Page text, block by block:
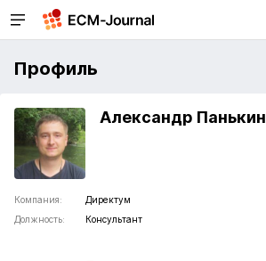
Профиль
Александр Панькин
Компания:
Директум
Должность:
Консультант